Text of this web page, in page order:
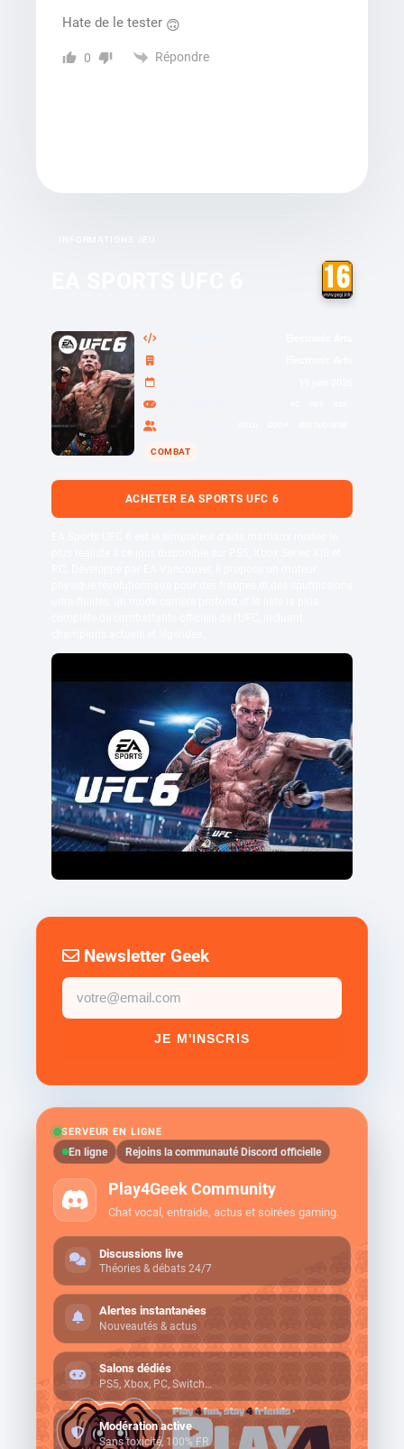
Hate de le tester 🙃
0 Répondre
DÉVELOPPEUR
PLATEFORMES
MODES DE JEU
COMBAT
ACHETER EA SPORTS UFC 6
Newsletter Geek
Email
newsletter
JE M'INSCRIS
SERVEUR EN LIGNE
En ligne Rejoins la communauté Discord officielle
Play4Geek Community
Chat vocal, entraide, actus et soirées gaming.
Discussions live
Théories & débats 24/7
Alertes instantanées
Nouveautés & actus
Salons dédiés
PS5, Xbox, PC, Switch…
Modération active
Sans toxicité, 100% FR